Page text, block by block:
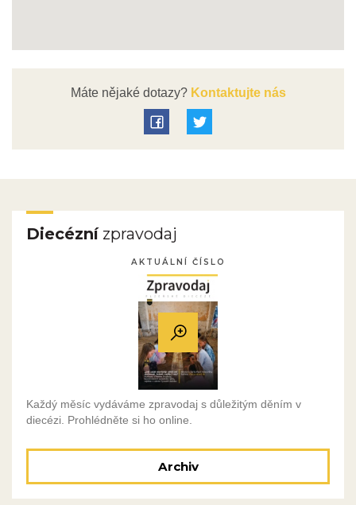
Máte nějaké dotazy?Kontaktujte nás
Diecéznízpravodaj
AKTUÁLNÍ ČÍSLO
Každý měsíc vydáváme zpravodaj s důležitým děním v
diecézi. Prohlédněte si ho online.
Archiv